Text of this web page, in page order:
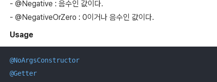
- @Negative : 음수인 값이다.
- @ NegativeOrZero : 0이거나 음수인 값이다.
Usage
@NoArgsConstructor
@Getter